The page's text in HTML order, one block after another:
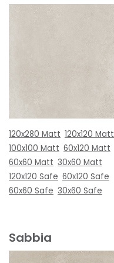
120x280 Matt 120x120 Matt
100x100 Matt 60x120 Matt
60x60 Matt 30x60 Matt
120x120 Safe 60x120 Safe
60x60 Safe 30x60 Safe
Sabbia